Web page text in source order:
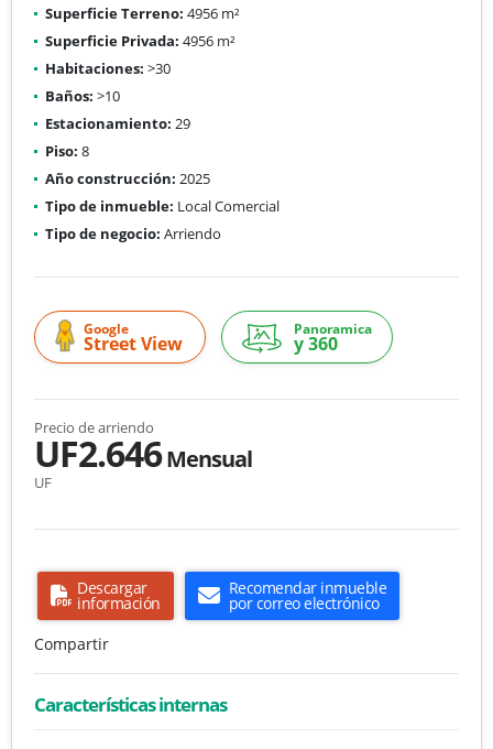
Superficie Terreno: 4956 m²
Superficie Privada: 4956 m²
Habitaciones: >30
Baños: >10
Estacionamiento: 29
Piso: 8
Año construcción: 2025
Tipo de inmueble: Local Comercial
Tipo de negocio: Arriendo
Google
Street View
Panoramica
y 360
Precio de arriendo
UF2.646Mensual
UF
Descargar
información
Recomendar inmueble
por correo electrónico
Compartir
Características internas